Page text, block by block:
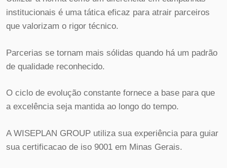
institucionais é uma tática eficaz para atrair parceiros
que valorizam o rigor técnico.
Parcerias se tornam mais sólidas quando há um padrão
de qualidade reconhecido.
O ciclo de evolução constante fornece a base para que
a excelência seja mantida ao longo do tempo.
A WISEPLAN GROUP utiliza sua experiência para guiar
sua certificacao de iso 9001 em Minas Gerais.